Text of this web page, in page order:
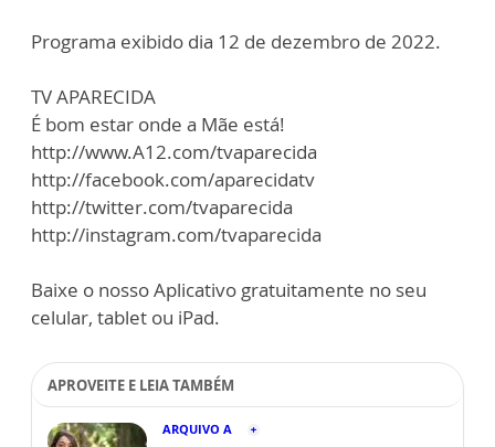
Programa exibido dia 12 de dezembro de 2022.
TV APARECIDA
É bom estar onde a Mãe está!
http://www.A12.com/tvaparecida
http://facebook.com/aparecidatv
http://twitter.com/tvaparecida
http://instagram.com/tvaparecida
Baixe o nosso Aplicativo gratuitamente no seu
celular, tablet ou iPad.
APROVEITE E LEIA TAMBÉM
ARQUIVO A